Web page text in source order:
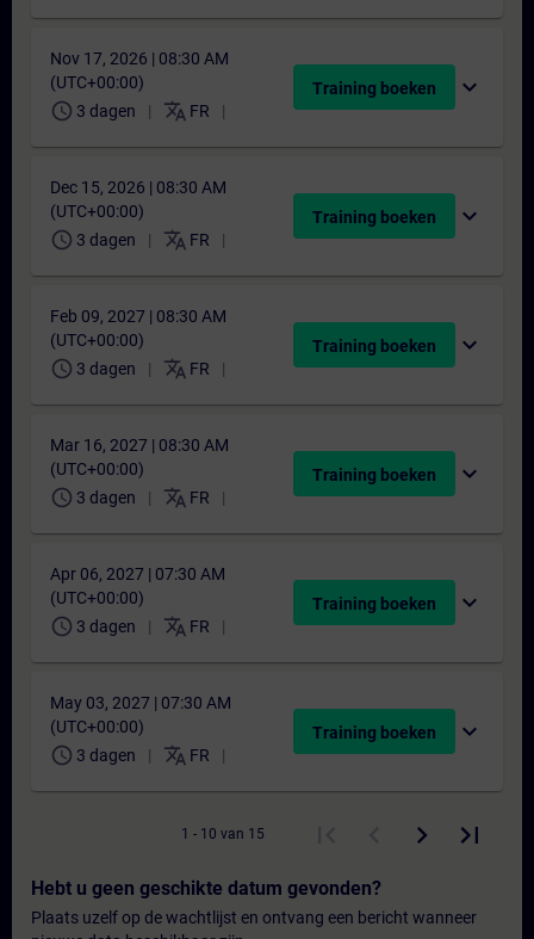
Nov 17, 2026 | 08:30 AM
(UTC+00:00)
schedule 3 dagen translate FR
Training boeken expand_more
Dec 15, 2026 | 08:30 AM
(UTC+00:00)
schedule 3 dagen translate FR
Training boeken expand_more
Feb 09, 2027 | 08:30 AM
(UTC+00:00)
schedule 3 dagen translate FR
Training boeken expand_more
Mar 16, 2027 | 08:30 AM
(UTC+00:00)
schedule 3 dagen translate FR
Training boeken expand_more
Apr 06, 2027 | 07:30 AM
(UTC+00:00)
schedule 3 dagen translate FR
Training boeken expand_more
May 03, 2027 | 07:30 AM
(UTC+00:00)
schedule 3 dagen translate FR
Training boeken expand_more
1 - 10 van 15
Hebt u geen geschikte datum gevonden?
Plaats uzelf op de wachtlijst en ontvang een bericht wanneer